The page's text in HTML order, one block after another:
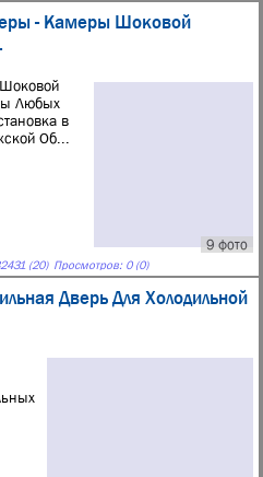
- Камеры Шоковой
9 фото
Любых
в
Об...
(20) Просмотров: 0 (0)
Дверь Для Холодильной